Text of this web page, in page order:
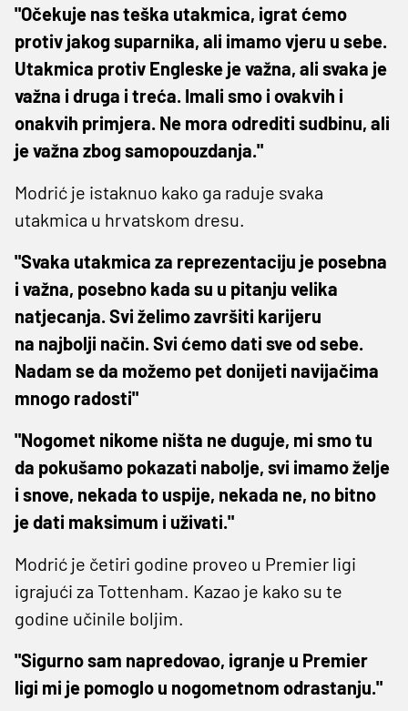
"Očekuje nas teška utakmica, igrat ćemo
protiv jakog suparnika, ali imamo vjeru u sebe.
Utakmica protiv Engleske je važna, ali svaka je
važna i druga i treća. Imali smo i ovakvih i
onakvih primjera. Ne mora odrediti sudbinu, ali
je važna zbog samopouzdanja."
Modrić je istaknuo kako ga raduje svaka
utakmica u hrvatskom dresu.
"Svaka utakmica za reprezentaciju je posebna
i važna, posebno kada su u pitanju velika
natjecanja. Svi želimo završiti karijeru
na najbolji način. Svi ćemo dati sve od sebe.
Nadam se da možemo pet donijeti navijačima
mnogo radosti"
"Nogomet nikome ništa ne duguje, mi smo tu
da pokušamo pokazati nabolje, svi imamo želje
i snove, nekada to uspije, nekada ne, no bitno
je dati maksimum i uživati."
Modrić je četiri godine proveo u Premier ligi
igrajući za Tottenham. Kazao je kako su te
godine učinile boljim.
"Sigurno sam napredovao, igranje u Premier
ligi mi je pomoglo u nogometnom odrastanju."